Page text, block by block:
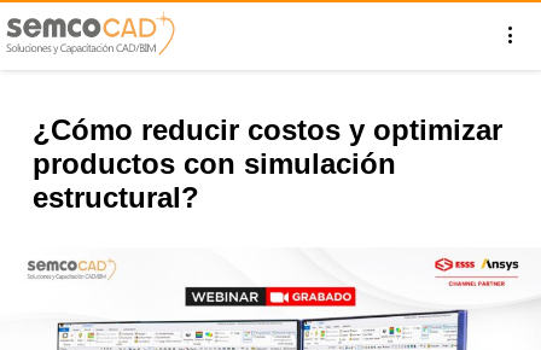
¿Cómo reducir costos y optimizar
productos con simulación
estructural?